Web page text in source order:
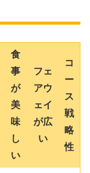
食
事
が
美
味
し
い
フェ
アウ
ェイ
が広
い
コ
ー
ス
戦
略
性